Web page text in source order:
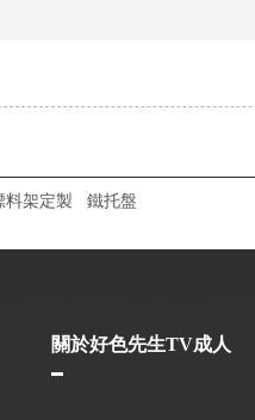
料架定製 鐵托盤
關於好色先生TV成人